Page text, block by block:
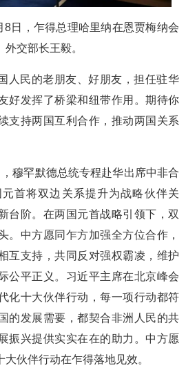
8日，乍得总理哈里纳在恩贾梅纳会
交部长王毅。
人民的老朋友、好朋友，担任驻华
好发挥了桥梁和纽带作用。期待你
支持两国互利合作，推动两国关系
穆罕默德总统专程赴华出席中非合
首将双边关系提升为战略伙伴关
台阶。在两国元首战略引领下，双
。中方愿同乍方加强全方位合作，
互支持，共同反对强权霸凌，维护
公平正义。习近平主席在北京峰会
化十大伙伴行动，每一项行动都符
的发展需要，都契合非洲人民的共
振兴提供实实在在的助力。中方愿
伙伴行动在乍得落地见效。